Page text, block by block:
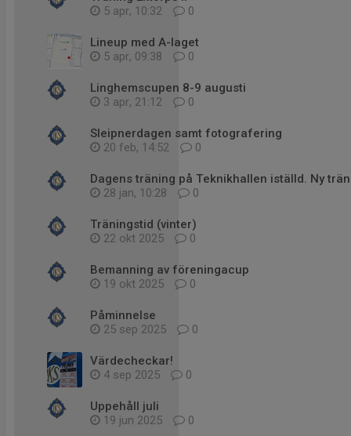
5 apr, 10:32
0
Lineup med A-laget
5 apr, 09:38
0
Linghemscupen 8-9 augusti
3 apr, 21:12
0
Sleipnerdagen samt fotografering
20 feb, 14:52
0
Dagens träning på Teknikhallen iställd. Ny
28 jan, 10:28
0
Träningstid (vinter)
22 okt 2025
0
Bemanning av föreningacup
19 okt 2025
0
Påminnelse
25 sep 2025
0
Värdecheckar!
4 sep 2025
0
Uppehåll juli
19 jun 2025
0